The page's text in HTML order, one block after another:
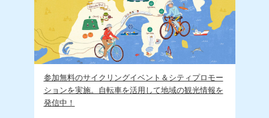
参加無料のサイクリングイベント＆シティプロモー
ションを実施。自転車を活用して地域の観光情報を
発信中！